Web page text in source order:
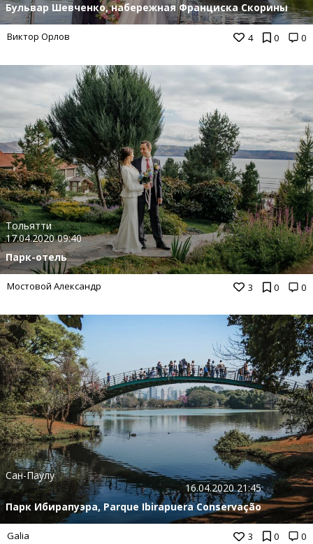
4 0 0
Бульвар Шевченко, набережная Франциска Скорины
Виктор Орлов
3 0 0
Тольятти
17.04.2020 09:40
Парк-отель
Мостовой Александр
3 0 0
Сан-Паулу
16.04.2020 21:45
Парк Ибирапуэра, Parque Ibirapuera Conservação
Galia